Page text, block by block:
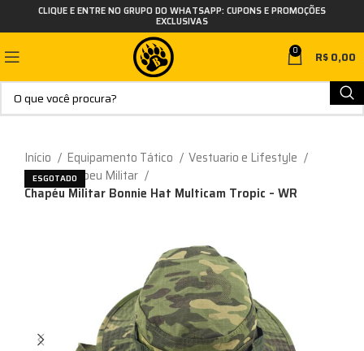
CLIQUE E ENTRE NO GRUPO DO WHATSAPP: CUPONS E PROMOÇÕES
EXCLUSIVAS
0 R$0,00
Início Equipamento Tático
Vestuario e Lifestyle
Boné e Chapeu Militar
Chapéu Militar Bonnie Hat Multicam Tropic – WR
ESGOTADO